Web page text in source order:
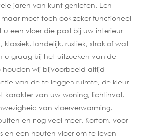
jaren van kunt genieten. Een
moet toch ook zeker functioneel
u een vloer die past bij uw interieur
landelijk, rustiek, strak of wat
u graag bij het uitzoeken van de
houden wij bijvoorbeeld altijd
van de te leggen ruimte, de kleur
karakter van uw woning, lichtinval,
van vloerverwarming,
en nog veel meer. Kortom, voor
en een houten vloer om te leven